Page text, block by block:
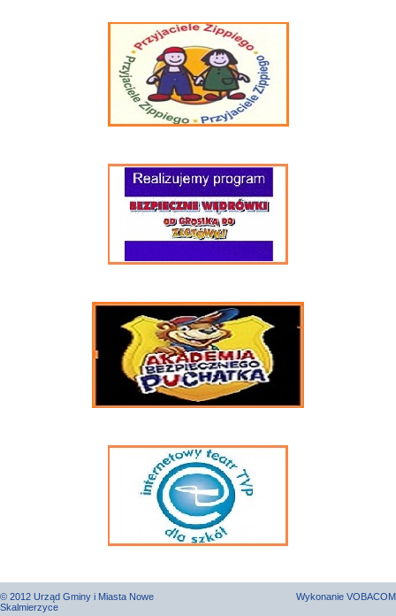
© 2012 Urząd Gminy i Miasta Nowe
Skalmierzyce
Wykonanie VOBACOM